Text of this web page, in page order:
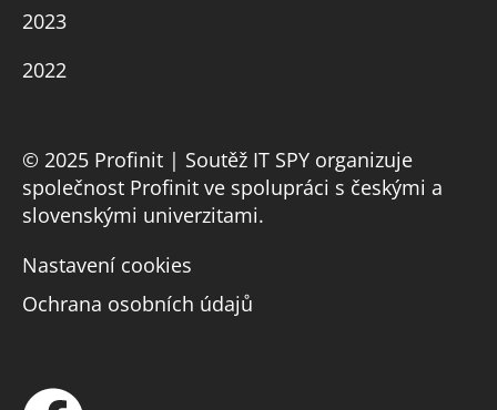
2023
2022
© 2025 Profinit | Soutěž IT SPY organizuje
společnost Profinit ve spolupráci s českými a
slovenskými univerzitami.
Nastavení cookies
Ochrana osobních údajů